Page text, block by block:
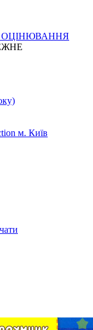
ОЦІНЮВАННЯ
м. Київ